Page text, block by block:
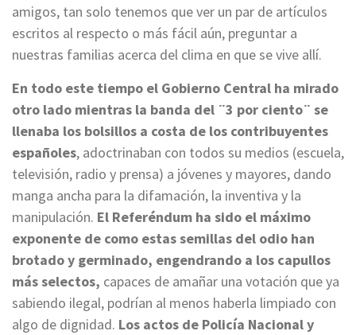
amigos, tan solo tenemos que ver un par de artículos
escritos al respecto o más fácil aún, preguntar a
nuestras familias acerca del clima en que se vive allí.
En todo este tiempo el Gobierno Central ha mirado
otro lado mientras la banda del ¨3 por ciento¨ se
llenaba los bolsillos a costa de los contribuyentes
españoles, adoctrinaban con todos su medios (escuela,
televisión, radio y prensa) a jóvenes y mayores, dando
manga ancha para la difamación, la inventiva y la
manipulación. El Referéndum ha sido el máximo
exponente de como estas semillas del odio han
brotado y germinado, engendrando a los capullos
más selectos, capaces de amañar una votación que ya
sabiendo ilegal, podrían al menos haberla limpiado con
algo de dignidad. Los actos de Policía Nacional y